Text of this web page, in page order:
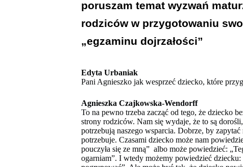
poruszam temat wyzwań
rodziców w przygotowaniu
„egzaminu dojrzałości”
Edyta Urbaniak
Pani Agnieszko jak wesprzeć dziecko, które
Agnieszka Czajkowska-Wendorff
To na pewno trzeba zacząć od tego, że dziecko
strony rodziców. Nam się wydaje, że to są
potrzebują naszego wsparcia. Dobrze, by zapytać
potrzebuje. Czasami dziecko może nam
pouczyła się ze mną” albo może powiedzieć:
ogarniam”. I wtedy możemy powiedzieć dziecku: